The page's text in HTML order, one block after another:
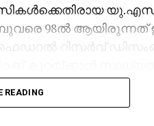
98ല്‍ ആയിരുന്നത്
റിസര്‍വ്
വിദേശ ധനകാര്യ
READING